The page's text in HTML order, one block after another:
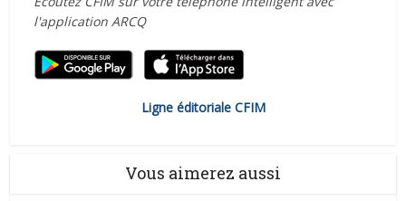
l'application ARCQ
Ligne éditoriale CFIM
Vous aimerez aussi